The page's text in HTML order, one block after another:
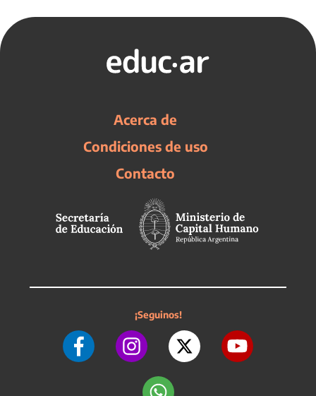
Acerca de
Condiciones de uso
Contacto
¡Seguinos!